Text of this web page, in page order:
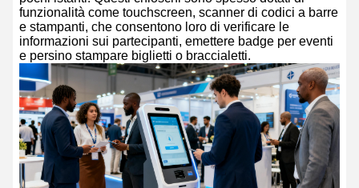
funzionalità come touchscreen, scanner di codici a barre
e stampanti, che consentono loro di verificare le
informazioni sui partecipanti, emettere badge per eventi
e persino stampare biglietti o braccialetti.